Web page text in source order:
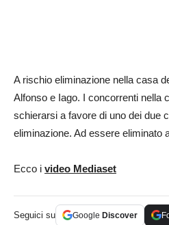
A rischio eliminazione nella casa
Alfonso e Iago. I concorrenti nella
schierarsi a favore di uno dei due
eliminazione. Ad essere eliminato
Ecco i video Mediaset
Seguici su Google Discover